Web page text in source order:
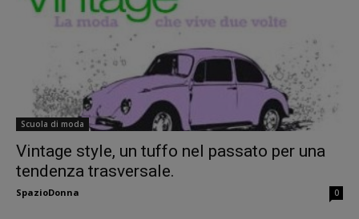
Scuola di moda
Vintage style, un tuffo nel passato per una
tendenza trasversale.
SpazioDonna 0